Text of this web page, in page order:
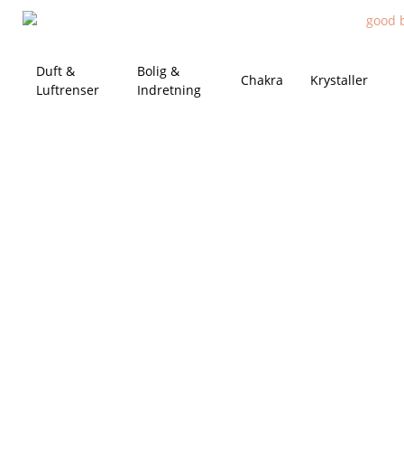
Duft &
Luftrenser
Bolig &
Indretning
Chakra Krystaller